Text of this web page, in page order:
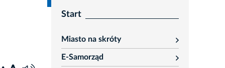
Start
Miasto na skróty
rozwiń
E-Samorząd
rozwiń